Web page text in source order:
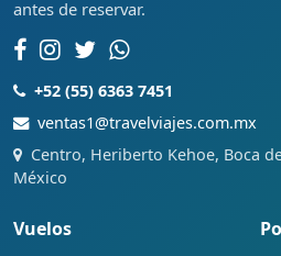
antes de reservar.
+52 (55) 6363 7451
ventas1@travelviajes.com.mx
Centro, Heriberto Kehoe, Boca
México
Vuelos